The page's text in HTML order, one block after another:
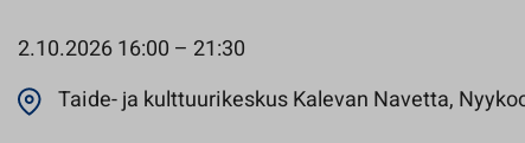
2.10.202616:00 – 21:30
Taide- ja kulttuurikeskus Kalevan Navetta,